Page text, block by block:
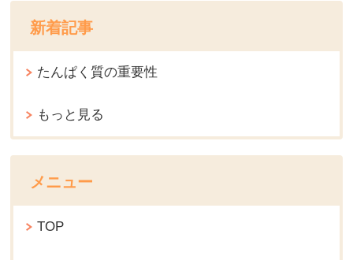
新着記事
たんぱく質の重要性
もっと見る
メニュー
TOP